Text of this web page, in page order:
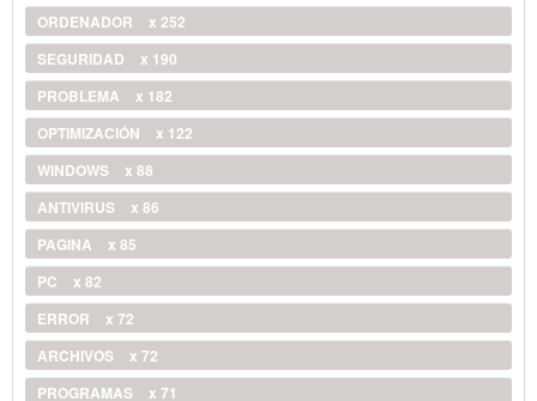
ORDENADOR
x 252
SEGURIDAD
x 190
PROBLEMA
x 182
OPTIMIZACIÓN
x 122
WINDOWS
x 88
ANTIVIRUS
x 86
PAGINA
x 85
PC
x 82
ERROR
x 72
ARCHIVOS
x 72
PROGRAMAS
x 71